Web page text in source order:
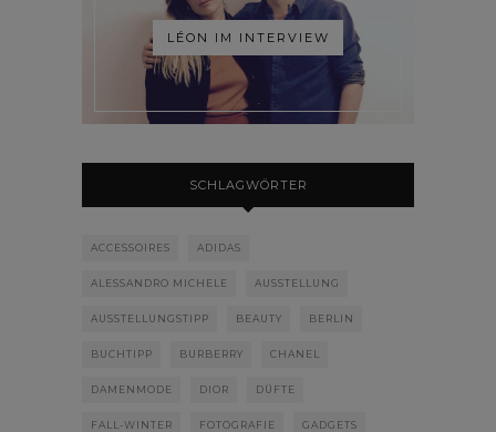
LÉON IM INTERVIEW
SCHLAGWÖRTER
ACCESSOIRES ADIDAS
ALESSANDRO MICHELE AUSSTELLUNG
AUSSTELLUNGSTIPP BEAUTY BERLIN
BUCHTIPP BURBERRY CHANEL
DAMENMODE DIOR DÜFTE
FALL-WINTER FOTOGRAFIE GADGETS